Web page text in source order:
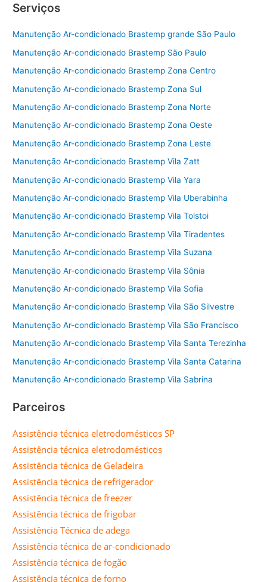
c
e
b
o
o
k
itt
er l
e
Serviços
Manutenção Ar-condicionado Brastemp grande São Paulo
Manutenção Ar-condicionado Brastemp São Paulo
Manutenção Ar-condicionado Brastemp Zona Centro
Manutenção Ar-condicionado Brastemp Zona Sul
Manutenção Ar-condicionado Brastemp Zona Norte
Manutenção Ar-condicionado Brastemp Zona Oeste
Manutenção Ar-condicionado Brastemp Zona Leste
Manutenção Ar-condicionado Brastemp Vila Zatt
Manutenção Ar-condicionado Brastemp Vila Yara
Manutenção Ar-condicionado Brastemp Vila Uberabinha
Manutenção Ar-condicionado Brastemp Vila Tolstoi
Manutenção Ar-condicionado Brastemp Vila Tiradentes
Manutenção Ar-condicionado Brastemp Vila Suzana
Manutenção Ar-condicionado Brastemp Vila Sônia
Manutenção Ar-condicionado Brastemp Vila Sofia
Manutenção Ar-condicionado Brastemp Vila São Silvestre
Manutenção Ar-condicionado Brastemp Vila São Francisco
Manutenção Ar-condicionado Brastemp Vila Santa Terezinha
Manutenção Ar-condicionado Brastemp Vila Santa Catarina
Manutenção Ar-condicionado Brastemp Vila Sabrina
Parceiros
Assistência técnica eletrodomésticos SP
Assistência técnica eletrodomésticos
Assistência técnica de Geladeira
Assistência técnica de refrigerador
Assistência técnica de freezer
Assistência técnica de frigobar
Assistência Técnica de adega
Assistência técnica de ar-condicionado
Assistência técnica de fogão
Assistência técnica de forno